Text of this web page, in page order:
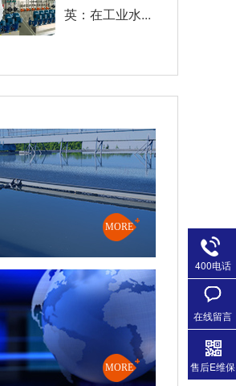
英：在工业水...
MORE
MORE
400电话
在线留言
售后E维保